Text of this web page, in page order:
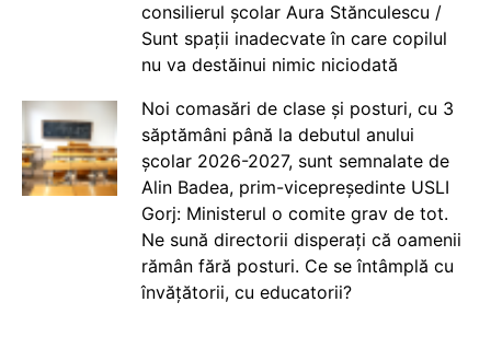
consilierul școlar Aura Stănculescu /
Sunt spații inadecvate în care copilul
nu va destăinui nimic niciodată
Noi comasări de clase și posturi, cu 3
săptămâni până la debutul anului
școlar 2026-2027, sunt semnalate de
Alin Badea, prim-vicepreședinte USLI
Gorj: Ministerul o comite grav de tot.
Ne sună directorii disperați că oamenii
rămân fără posturi. Ce se întâmplă cu
învățătorii, cu educatorii?